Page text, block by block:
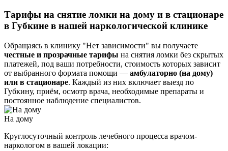
Тарифы на снятие ломки на дому и в стационаре
в Губкине в нашей наркологической клинике
Обращаясь в клинику "Нет зависимости" вы получаете
честные и прозрачные тарифы на снятия ломки без скрытых
платежей, под ваши потребности, стоимость которых зависит
от выбранного формата помощи — амбулаторно (на дому)
или в стационаре. Каждый из них включает выезд по
Губкину, приём, осмотр врача, необходимые препараты и
постоянное наблюдение специалистов.
На дому
Круглосуточный контроль лечебного процесса врачом-
наркологом в вашей локации: